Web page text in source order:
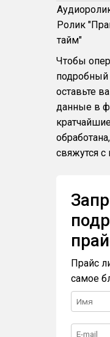
Ролик
тайм"
Чтобы
подробный
оставьте
данные в
свяжутся с
Прайс
самое